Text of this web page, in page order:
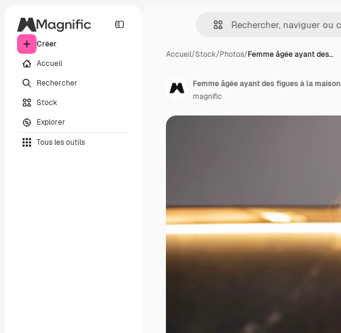
Créer
Accueil
Rechercher
Stock
Explorer
Tous les outils
Accueil/Stock/Photos/Femme âgée ayant des…
Femme âgée ayant des figues à la maison
magnific